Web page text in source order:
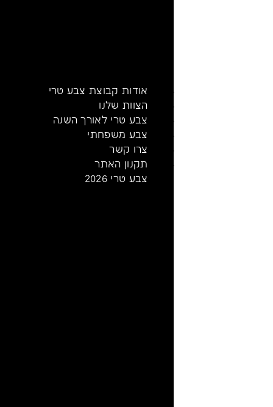
אודות קבוצת צבע טרי
הצוות שלנו
צבע טרי לאורך השנה
צבע משפחתי
צרו קשר
תקנון האתר
צבע טרי 2026